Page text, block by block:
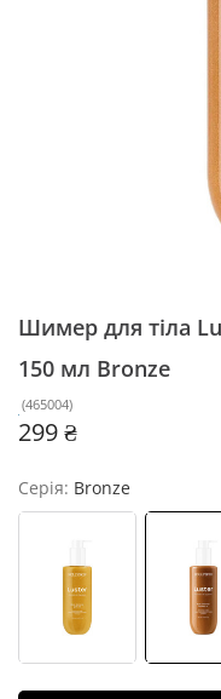
Шимер для тіла
150 мл Bronze
(465004)
299 ₴
Серія: Bronze